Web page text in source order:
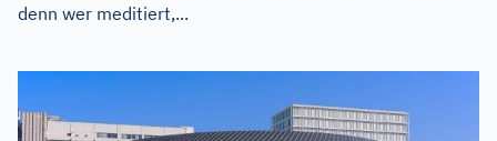
denn wer meditiert,...